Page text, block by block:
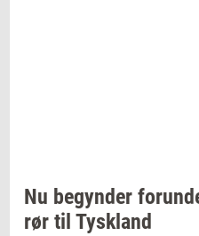
Nu be­gyn­der
rør til Tys­kland